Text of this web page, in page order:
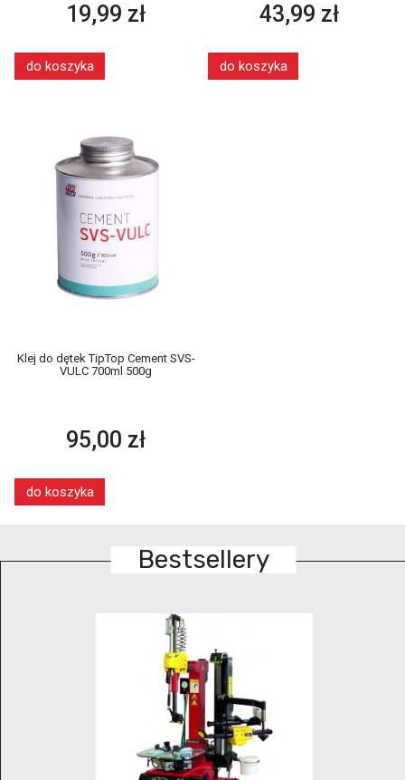
19,99 zł
do koszyka
43,99 zł
do koszyka
Klej do dętek TipTop Cement SVS-
VULC 700ml 500g
95,00 zł
do koszyka
Bestsellery